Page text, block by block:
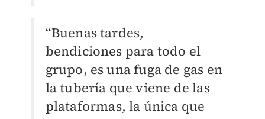
“Buenas tardes,
bendiciones para todo el
grupo, es una fuga de gas en
la tubería que viene de las
plataformas, la única que